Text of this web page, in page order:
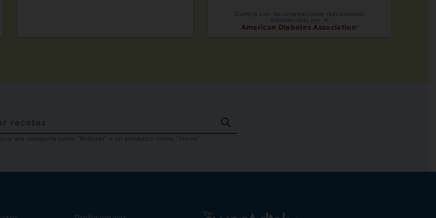
Cumple con las orientaciones nutricionales
establecidas por el
American Diabetes Association®
BUSCAR
RECETAS
una categoría como "Bebidas" o un producto, como "Stevia"